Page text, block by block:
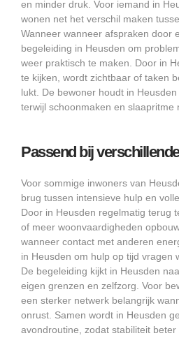
en minder druk. Voor iemand in
wonen net het verschil maken
Wanneer wanneer afspraken door
begeleiding in Heusden om
weer praktisch te maken. Door in
te kijken, wordt zichtbaar of taken
lukt. De bewoner houdt in
terwijl schoonmaken en slaapritme
Passend bij
Voor sommige inwoners van
brug tussen intensieve hulp en
Door in Heusden regelmatig terug
of meer woonvaardigheden
wanneer contact met anderen
in Heusden om hulp op tijd vragen
De begeleiding kijkt in Heusden
eigen grenzen en zelfzorg. Voor
een sterker netwerk belangrijk
onrust. Samen wordt in Heusden
avondroutine, zodat stabiliteit